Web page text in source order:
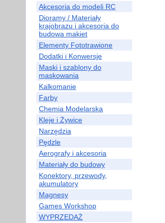
Akcesoria do modeli RC
Dioramy / Materiały
krajobrazu i akcesoria do
budowa makiet
Elementy Fototrawione
Dodatki i Konwersje
Maski i szablony do
maskowania
Kalkomanie
Farby
Chemia Modelarska
Kleje i Żywice
Narzędzia
Pędzle
Aerografy i akcesoria
Materiały do budowy
Konektory, przewody,
akumulatory
Magnesy
Games Workshop
WYPRZEDAŻ